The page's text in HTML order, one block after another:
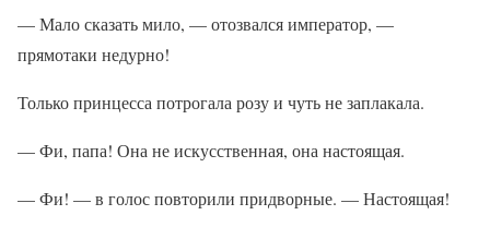
— Мало сказать мило, — отозвался император, —
прямотаки недурно!
Только принцесса потрогала розу и чуть не заплакала.
— Фи, папа! Она не искусственная, она настоящая.
— Фи! — в голос повторили придворные. — Настоящая!